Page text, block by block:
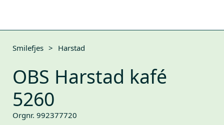
Smilefjes > Harstad
OBS Harstad kafé
5260
Orgnr. 992377720